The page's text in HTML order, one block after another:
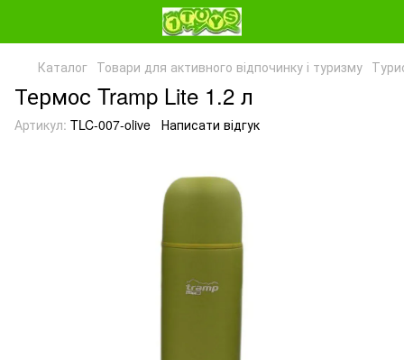
Каталог Товари для активного відпочинку і туризму
Термос Tramp Lite 1.2 л
Артикул: TLC-007-olive Написати відгук